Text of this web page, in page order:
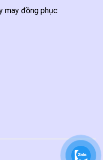
may đồng phục: